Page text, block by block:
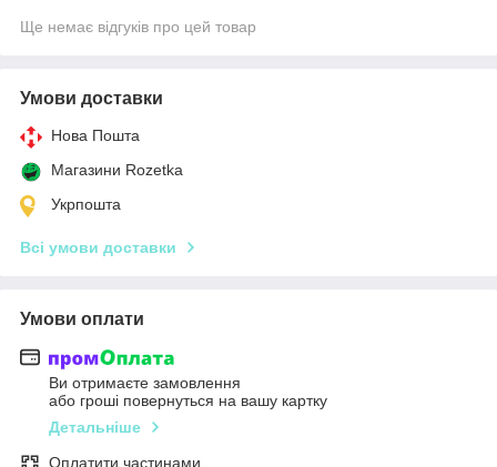
Ще немає відгуків про цей товар
Умови доставки
Нова Пошта
Магазини Rozetka
Укрпошта
Всі умови доставки
Умови оплати
Ви отримаєте замовлення
або гроші повернуться на вашу картку
Детальніше
Оплатити частинами